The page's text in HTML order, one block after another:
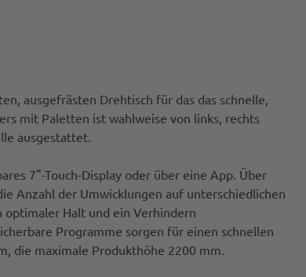
ausgefrästen Drehtisch für das das schnelle,
mit Paletten ist wahlweise von links, rechts
ausgestattet.
7"-Touch-Display oder über eine App. Über
Anzahl der Umwicklungen auf unterschiedlichen
optimaler Halt und ein Verhindern
Programme sorgen für einen schnellen
die maximale Produkthöhe 2200 mm.